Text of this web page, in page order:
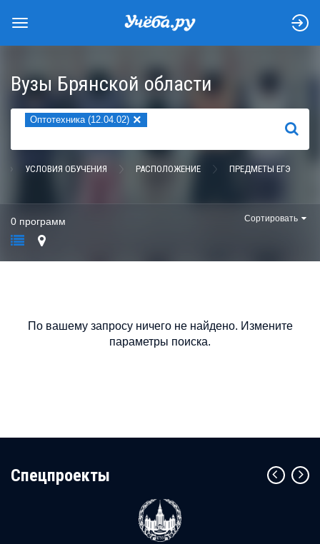
Вузы Брянской области
Оптотехника (12.04.02) ×
НАЙТИ
УСЛОВИЯ ОБУЧЕНИЯ РАСПОЛОЖЕНИЕ ПРЕДМЕТЫ ЕГЭ
0 программ Сортировать
По вашему запросу ничего не найдено. Измените
параметры поиска.
Cпецпроекты